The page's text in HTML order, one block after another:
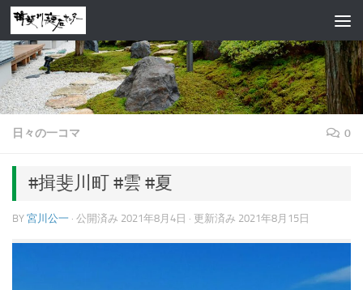
コンテンツへスキップ
日々の一コマ 0
#揖斐川町 #雲 #夏
BY 宮川公一 · 公開済み 2021年8月4日 · 更新済み 2021年8月15日